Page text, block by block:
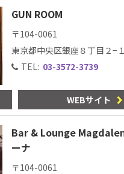
GUN ROOM
〒104-0061
東京都中央区銀座８丁目２−
TEL: 03-3572-3739
WEBサイト
Bar & Lounge
ーナ
〒104-0061